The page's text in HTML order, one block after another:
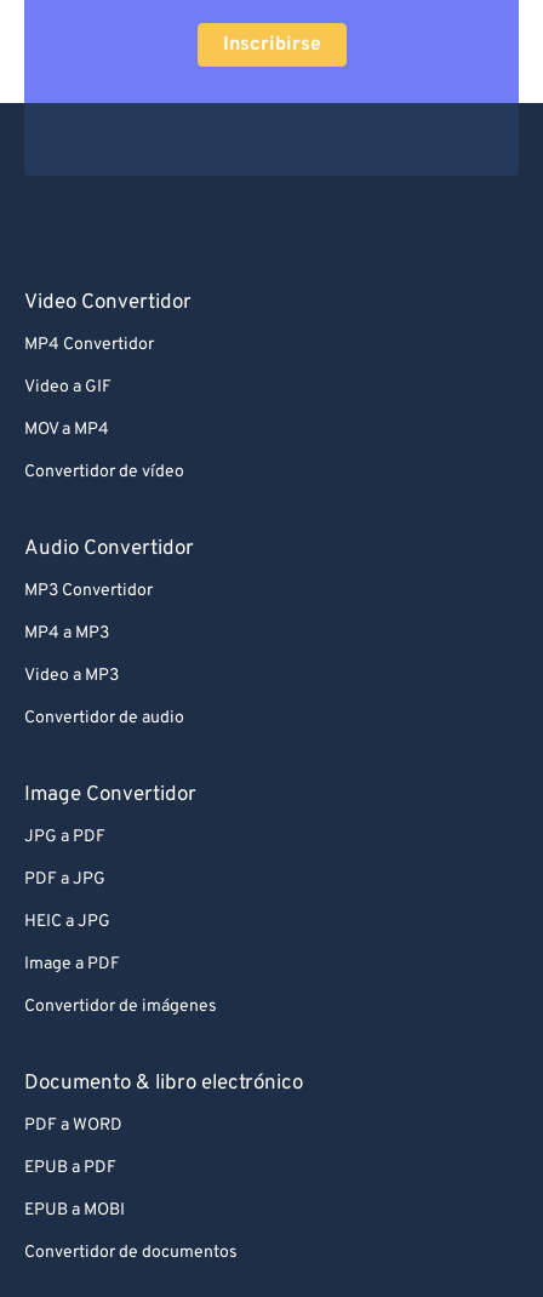
Inscribirse
Video Convertidor
MP4 Convertidor
Video a GIF
MOV a MP4
Convertidor de vídeo
Audio Convertidor
MP3 Convertidor
MP4 a MP3
Video a MP3
Convertidor de audio
Image Convertidor
JPG a PDF
PDF a JPG
HEIC a JPG
Image a PDF
Convertidor de imágenes
Documento & libro electrónico
PDF a WORD
EPUB a PDF
EPUB a MOBI
Convertidor de documentos